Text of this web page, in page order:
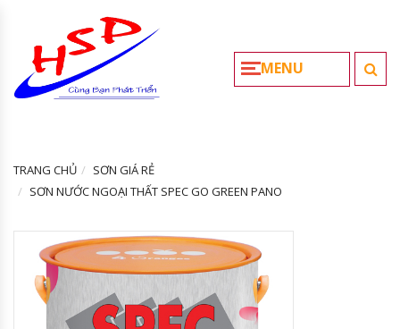
MENU
TRANG CHỦ
SƠN GIÁ RẺ
SƠN NƯỚC NGOẠI THẤT SPEC GO GREEN PANO